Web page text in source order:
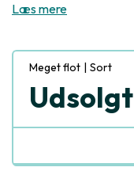
Læs mere
Meget flot | Sort
Udsolgt